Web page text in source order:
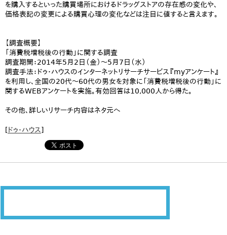
を購入するといった購買場所におけるドラッグストアの存在感の変化や、
価格表記の変更による購買心理の変化などは注目に値すると言えます。
【調査概要】
「消費税増税後の行動」に関する調査
調査期間：2014年5月2日（金）～5月7日（水）
調査手法：ドゥ・ハウスのインターネットリサーチサービス『myアンケート』
を利用し、全国の20代～60代の男女を対象に「消費税増税後の行動」に
関するWEBアンケートを実施。有効回答は10,000人から得た。
その他、詳しいリサーチ内容はネタ元へ
[ドゥ・ハウス]